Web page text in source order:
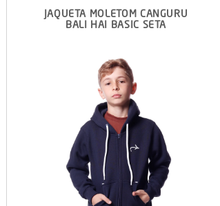
JAQUETA MOLETOM CANGURU
BALI HAI BASIC SETA